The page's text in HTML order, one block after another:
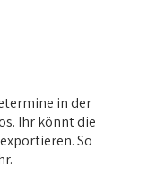
in der
Ihr könnt die
So